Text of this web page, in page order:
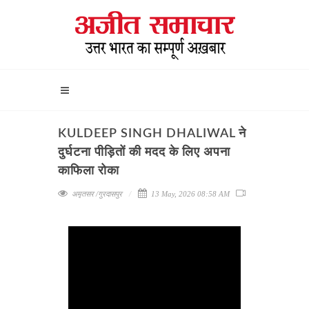
KULDEEP SINGH DHALIWAL ने
दुर्घटना पीड़ितों की मदद के लिए अपना
काफिला रोका
अमृतसर /गुरदासपुर 13 May, 2026 08:58 AM